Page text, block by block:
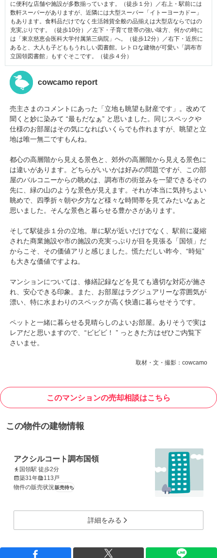
に便利な店舗や施設が多数揃っています。（徒歩１分）／右上・駅前には
数軒スーパーがありますが、近隣には大型スーパー「イトーヨーカドー」
もあります。食料品だけでなく生活雑貨全般の品揃えは大型店ならではの
充実ぶりです。（徒歩10分）／左下・子育て世帯の強い味方、何かの時に
は「東京慈恵会医科大学付属第三病院」へ。（徒歩12分）／右下・近所に
あると、大人も子どももうれしい図書館。レトロな建物が可愛い「調布市
立国領図書館」もすぐそこです。（徒歩４分）
cowcamo report
売主さまのコメントにあった「立地も眺望も財産です」。改めて
聞くと妙に染みて “最もだなぁ” と思いました。同じスペックや
仕様のお部屋はその気になればいくらでも作れますが、眺望と立
地は唯一無二ですもんね。
都心の高層階から見える景色と、郊外の高層階から見える景色に
は違いがあります。どちらがいいかは好みの問題ですが、この部
屋のバルコニーからの眺めは、調布市の街並みを一望できるその
先に、緑の山のような景色が見えます。それが本当に気持ちよい
眺めで、四季折々朝や夕方など様々な時間帯を見てみたいなぁと
思いました。そんな景色と暮らせる豊かさがあります。
そして駅徒歩１分の立地。単に駅が近いだけでなく、駅前に凝縮
された商業施設や市の施設の充実っぷりが目を見張る「国領」だ
からこそ、その価値アリと感じました。慌ただしい昨今、“時短”
も大きな価値ですよね。
マンションについては、修繕記録などを見ても適切な対応が施さ
れ、安心できる印象。また、お部屋はラグジュアリーな雰囲気が
漂い、特に水まわりのスペックが高く快適に暮らせそうです。
ペットと一緒に暮らせる見晴らしのよいお部屋。ありそうで実は
レアだと思いますので、“ビビビ！ ” っときた方はぜひご内覧下
さいませ。
取材・文・撮影：cowcamo
このマンションの売却相談はこちら
この物件の建物情報
アクシルコート調布国領
国領駅 徒歩2分
築31年
113戸
物件の販売状況販売待ち
詳細をみる